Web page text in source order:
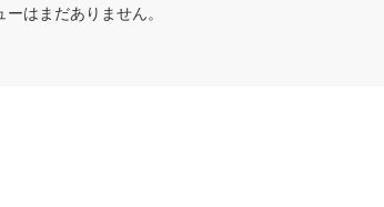
はまだありません。